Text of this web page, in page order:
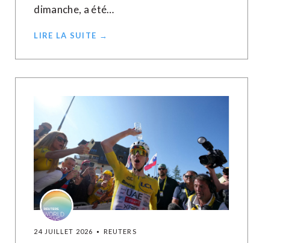
dimanche, a été…
LIRE LA SUITE →
24 JUILLET 2026 REUTERS